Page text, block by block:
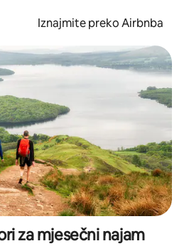
Iznajmite preko Airbnba
za mjesečni najam